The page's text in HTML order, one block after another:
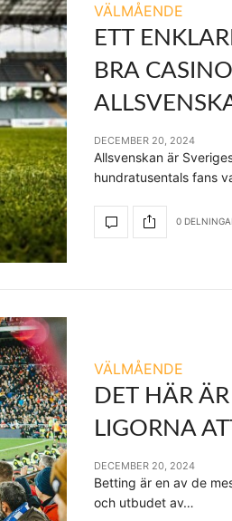
VÄLMÅENDE
ETT
BRA
DECEMBER 20, 2024
Allsvenskan är
hundratusentals fans
0
VÄLMÅENDE
DET HÄR
LIGORNA
DECEMBER 20, 2024
Betting är en av de
och utbudet av…